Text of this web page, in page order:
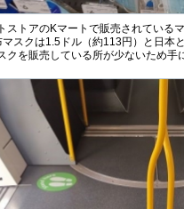
ストアのKマートで販売されている
スクは1.5ドル（約113円）と日本
クを販売している所が少ないため手